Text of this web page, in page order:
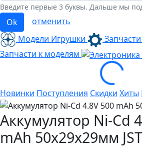
Введите первые 3 буквы. Дальше мы
Ok
отменить
Модели Игрушки
Запчасти к моделям
Loading...
Новинки Поступления Скидки Хиты
Аккумулятор Ni-Cd
mAh 50х29х29мм